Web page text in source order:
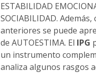
ESTABILIDAD
SOCIABILIDAD.
anteriores se puede
de AUTOESTIMA. El IPG
un instrumento
analiza algunos rasgos